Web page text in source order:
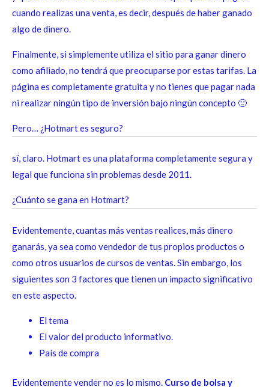
cuando realizas una venta, es decir, después de haber ganado
algo de dinero.
Finalmente, si simplemente utiliza el sitio para ganar dinero
como afiliado, no tendrá que preocuparse por estas tarifas. La
página es completamente gratuita y no tienes que pagar nada
ni realizar ningún tipo de inversión bajo ningún concepto 🙂
Pero… ¿Hotmart es seguro?
sí, claro. Hotmart es una plataforma completamente segura y
legal que funciona sin problemas desde 2011.
¿Cuánto se gana en Hotmart?
Evidentemente, cuantas más ventas realices, más dinero
ganarás, ya sea como vendedor de tus propios productos o
como otros usuarios de cursos de ventas. Sin embargo, los
siguientes son 3 factores que tienen un impacto significativo
en este aspecto.
El tema
El valor del producto informativo.
País de compra
Evidentemente vender no es lo mismo. Curso de bolsa y